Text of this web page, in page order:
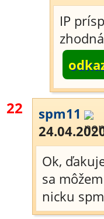
IP
22
spm11
Ok,
sa
nicku